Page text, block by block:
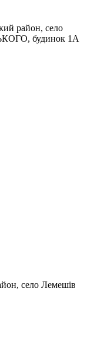
район, село
будинок 1А
село Лемешів